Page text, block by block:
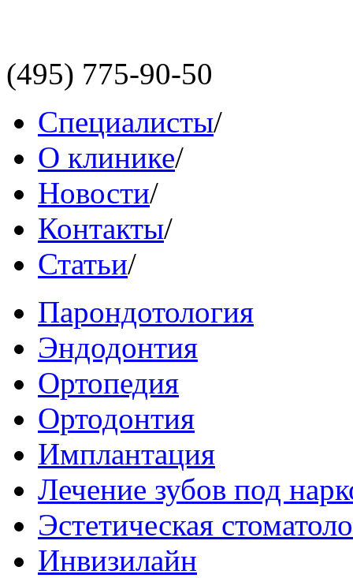
(495) 775-90-50
Специалисты/
О клинике/
Новости/
Контакты/
Статьи/
Парондотология
Эндодонтия
Ортопедия
Ортодонтия
Имплантация
Лечение зубов под
Эстетическая
Инвизилайн